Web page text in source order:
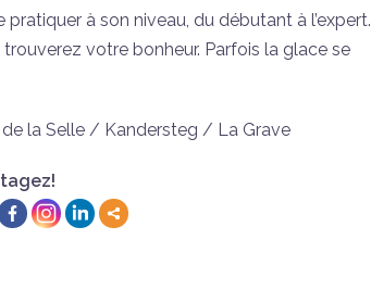
à son niveau, du débutant à l’expert.
votre bonheur. Parfois la glace se
la Selle / Kandersteg / La Grave